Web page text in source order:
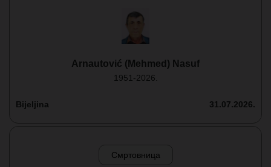
Arnautović (Mehmed) Nasuf
1951-2026.
Bijeljina 31.07.2026.
Смртовница